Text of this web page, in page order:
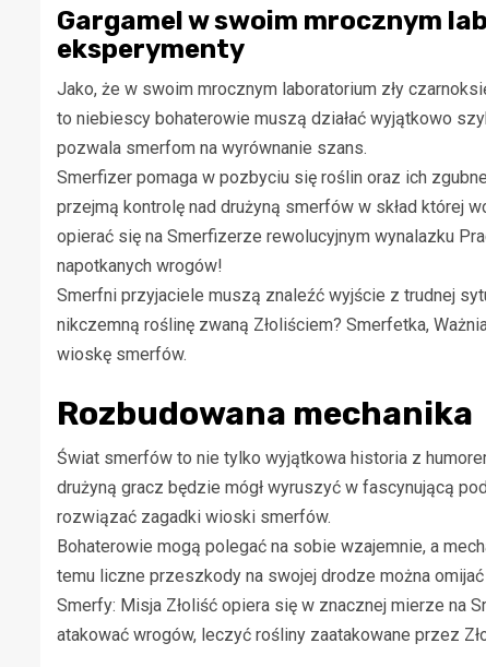
Gargamel w swoim mrocznym
eksperymenty
Jako, że w swoim mrocznym laboratorium zły
to niebiescy bohaterowie muszą działać wyjątkowo
pozwala smerfom na wyrównanie szans.
Smerfizer pomaga w pozbyciu się roślin oraz ich
przejmą kontrolę nad drużyną smerfów w skład której
opierać się na Smerfizerze rewolucyjnym wynalazku
napotkanych wrogów!
Smerfni przyjaciele muszą znaleźć wyjście z trudnej
nikczemną roślinę zwaną Złoliściem? Smerfetka,
wioskę smerfów.
Rozbudowana mechanika
Świat smerfów to nie tylko wyjątkowa historia z
drużyną gracz będzie mógł wyruszyć w fascynującą
rozwiązać zagadki wioski smerfów.
Bohaterowie mogą polegać na sobie wzajemnie, a
temu liczne przeszkody na swojej drodze można
Smerfy: Misja Złoliść opiera się w znacznej mierze na
atakować wrogów, leczyć rośliny zaatakowane przez